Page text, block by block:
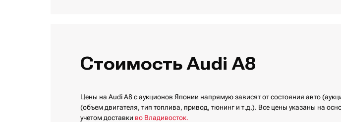
Стоимость Audi A8
Цены на Audi A8 с аукционов Японии напрямую зависят от состояния авто
(объем двигателя, тип топлива, привод, тюнинг и т.д.). Все цены указаны на
учетом доставки во Владивосток.